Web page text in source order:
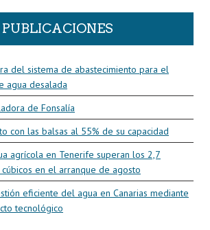
del sistema de abastecimiento para el
agua desalada
de Fonsalía
con las balsas al 55% de su capacidad
agrícola en Tenerife superan los 2,7
en el arranque de agosto
eficiente del agua en Canarias mediante
tecnológico